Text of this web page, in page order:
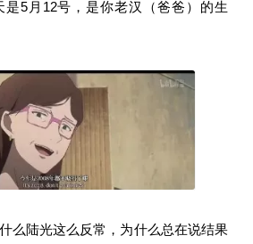
5月12号，是你老汉（爸爸）的生
么陆光这么反常，为什么总在说结果